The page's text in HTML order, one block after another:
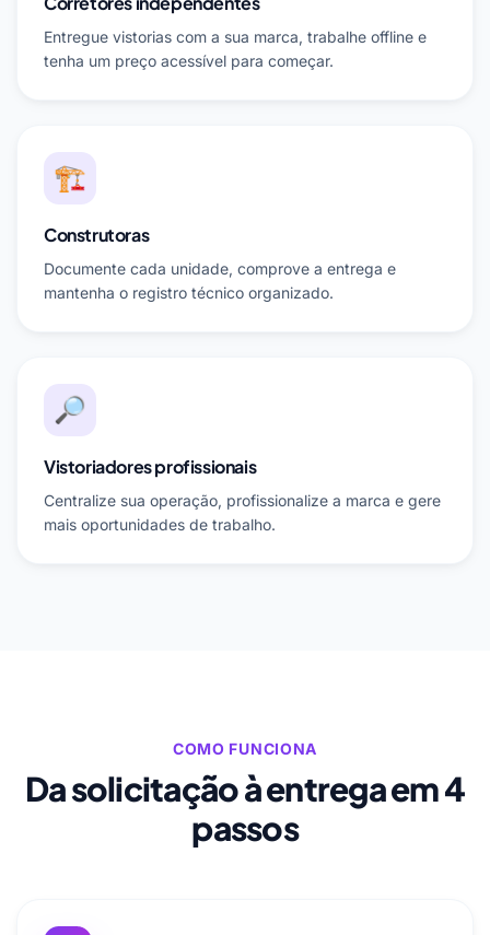
Entregue vistorias com a sua marca, trabalhe offline e
tenha um preço acessível para começar.
🏗️
Construtoras
Documente cada unidade, comprove a entrega e
mantenha o registro técnico organizado.
🔎
Vistoriadores profissionais
Centralize sua operação, profissionalize a marca e gere
mais oportunidades de trabalho.
COMO FUNCIONA
Da solicitação à entrega em 4
passos